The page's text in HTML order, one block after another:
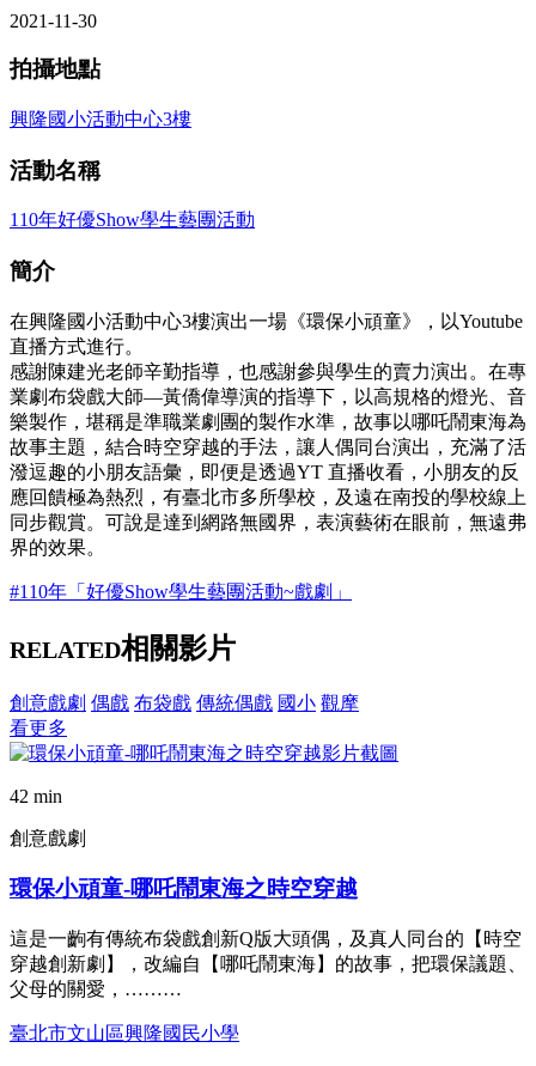
2021-11-30
拍攝地點
興隆國小活動中心3樓
活動名稱
110年好優Show學生藝團活動
簡介
在興隆國小活動中心3樓演出一場《環保小頑童》，以Youtube
直播方式進行。
感謝陳建光老師辛勤指導，也感謝參與學生的賣力演出。在專
業劇布袋戲大師—黃僑偉導演的指導下，以高規格的燈光、音
樂製作，堪稱是準職業劇團的製作水準，故事以哪吒鬧東海為
故事主題，結合時空穿越的手法，讓人偶同台演出，充滿了活
潑逗趣的小朋友語彙，即便是透過YT 直播收看，小朋友的反
應回饋極為熱烈，有臺北市多所學校，及遠在南投的學校線上
同步觀賞。可說是達到網路無國界，表演藝術在眼前，無遠弗
界的效果。
#110年「好優Show學生藝團活動~戲劇」
RELATED相關影片
創意戲劇 偶戲 布袋戲 傳統偶戲 國小 觀摩
看更多
42 min
創意戲劇
環保小頑童-哪吒鬧東海之時空穿越
這是一齣有傳統布袋戲創新Q版大頭偶，及真人同台的【時空
穿越創新劇】，改編自【哪吒鬧東海】的故事，把環保議題、
父母的關愛，………
臺北市文山區興隆國民小學